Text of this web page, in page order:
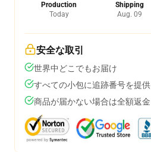
Production
Today
Shipping
Aug. 09
安全な取引
世界中どこでもお届け
すべての小包に追跡番号を提供
商品が届かない場合は全額返金